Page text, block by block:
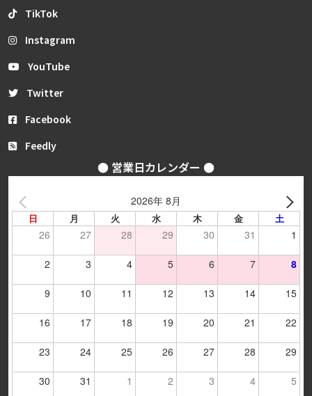
TikTok
Instagram
YouTube
Twitter
Facebook
Feedly
● 営業日カレンダー ●
2026年 8月
日 月 火 水 木 金 土
26 27 28 29 30 31 1
2 3 4 5 6 7 8
9 10 11 12 13 14 15
16 17 18 19 20 21 22
23 24 25 26 27 28 29
30 31 1 2 3 4 5